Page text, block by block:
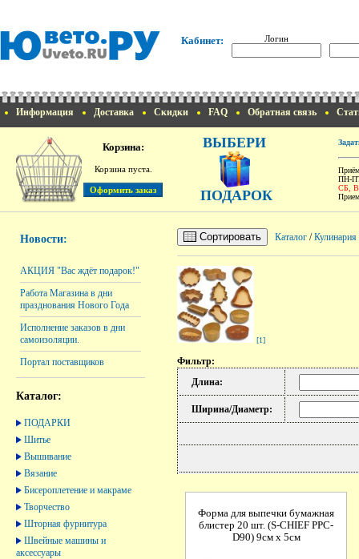
Кабинет: Логин
Информация Доставка Скидки FAQ Обратная связь
Корзина:
Корзина пуста.
ВЫБЕРИ
ПОДАРОК
ПН-
СБ,
Новости:
АКЦИЯ "Вас ждёт подарок!"
Работа Магазина в дни
празднования Нового Года
Исполнение заказов в дни
самоизоляции.
Портал поставщиков
Каталог:
ПОДАРКИ
Шитье
Вышивание
Вязание
Бисероплетение и макраме
Творчество
Шторная фурнитура
Швейные машины и
аксессуары
Сортировать Каталог /Кулинария
[1]
Фильтр:
Длина:
Ширина/Диаметр:
Форма для выпечки бумажная
блистер 20 шт. (S-CHIEF PPC-
D90) 9см х 5см